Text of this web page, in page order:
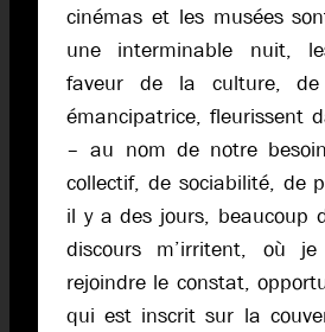
cinémas et les musées
une interminable nuit,
faveur de la culture, de
émancipatrice, fleurissent
– au nom de notre
collectif, de sociabilité, de
il y a des jours, beaucoup
discours m’irritent, où
rejoindre le constat,
qui est inscrit sur la